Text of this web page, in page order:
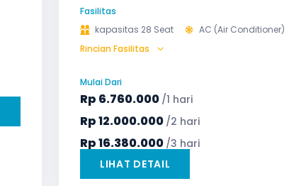
Fasilitas
kapasitas 28 Seat
AC (Air Conditioner)
Audio
Bagasi
Safety Tools (P3K, Windows Breaker, dll)
Rincian Fasilitas
Mulai Dari
Rp 6.760.000 /1 hari
Rp12.000.000 /2 hari
Rp16.380.000 /3 hari
LIHAT DETAIL